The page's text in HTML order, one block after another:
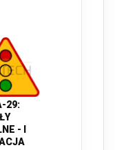
29:
- I